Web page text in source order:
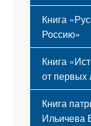
Книга
Россию»
Книга
от первых
Книга
Ильичева